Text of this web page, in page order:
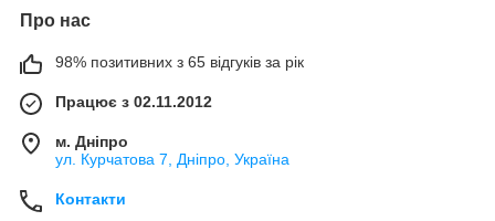
Про нас
98% позитивних з 65 відгуків за рік
Працює з 02.11.2012
м. Дніпро
ул. Курчатова 7, Дніпро, Україна
Контакти